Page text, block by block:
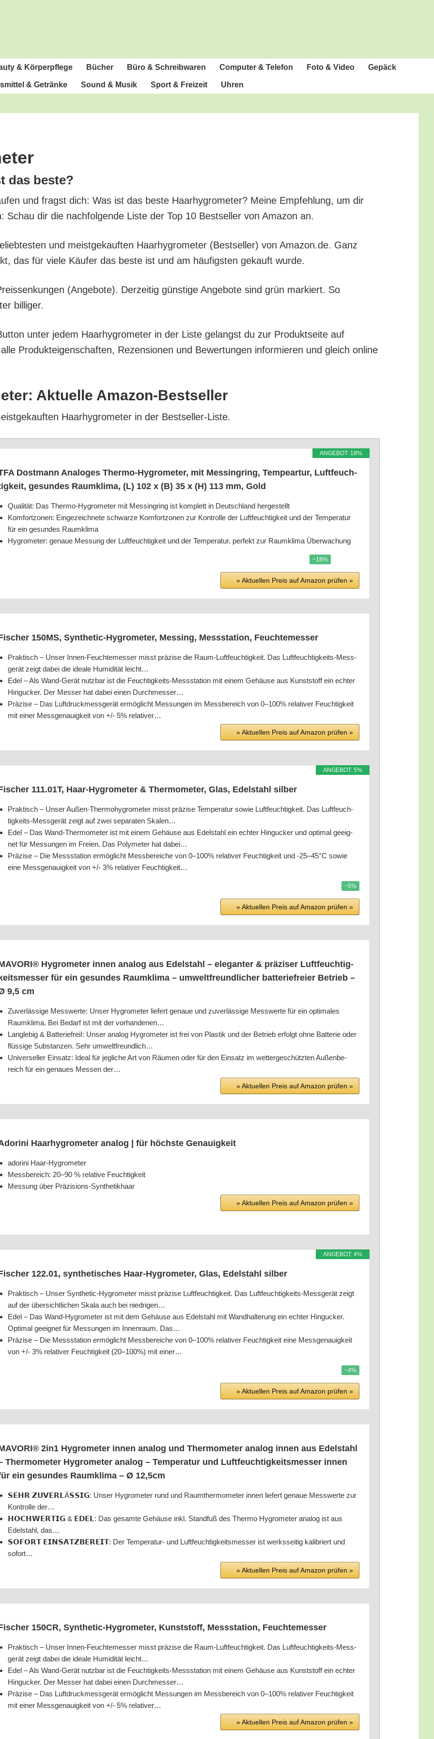
& Körperpflege Bücher Büro & Schreibwaren Com­pu­ter & Telefon Foto & Video Gepäck
& Getränke Sound & Musik Sport & Freizeit Uhren
das beste?
und fragst dich: Was ist das bes­te Haar­hy­gro­me­ter? Mei­ne Emp­feh­lung, um dir
Schau dir die nach­fol­gen­de Lis­te der Top 10 Best­sel­ler von Ama­zon an.
und meist­ge­kauf­ten Haar­hy­gro­me­ter (Best­sel­ler) von Amazon.de. Ganz
das für vie­le Käu­fer das bes­te ist und am häu­figs­ten gekauft wurde.
(Ange­bo­te). Der­zei­tig güns­ti­ge Ange­bo­te sind grün mar­kiert. So
billiger.
unter jedem Haar­hy­gro­me­ter in der Lis­te gelangst du zur Pro­dukt­sei­te auf
Pro­duk­tei­gen­schaf­ten, Rezen­sio­nen und Bewer­tun­gen infor­mie­ren und gleich online
Aktu­el­le Amazon-Bestseller
Haar­hy­gro­me­ter in der Bestseller-Liste.
ANGE­BOT: 18%
Dost­mann Ana­lo­ges Ther­mo-Hygro­me­ter, mit Mes­sing­ring, Tem­pear­tur, Luft­feuch­
gesun­des Raum­kli­ma, (L) 102 x (B) 35 x (H) 113 mm, Gold
Qua­li­tät: Das Ther­mo-Hygro­me­ter mit Mes­sing­ring ist kom­plett in Deutsch­land hergestellt
Kom­fort­zo­nen: Ein­ge­zeich­ne­te schwar­ze Kom­fort­zo­nen zur Kon­trol­le der Luft­feuch­tig­keit und der Tem­pe­ra­tur
für ein gesun­des Raumklima
Hygro­me­ter: genaue Mes­sung der Luft­feuch­tig­keit und der Tem­pe­ra­tur, per­fekt zur Raum­kli­ma Überwachung
−18%
» Aktu­el­len Preis auf Ama­zon prü­fen »
150MS, Syn­the­tic-Hygro­me­ter, Mes­sing, Mess­sta­ti­on, Feuchtemesser
Prak­tisch – Unser Innen-Feuch­te­mes­ser misst prä­zi­se die Raum-Luft­feuch­tig­keit. Das Luft­feuch­tig­keits-Mess­
ge­rät zeigt dabei die idea­le Humi­di­tät leicht…
Edel – Als Wand-Gerät nutz­bar ist die Feuch­tig­keits-Mess­sta­ti­on mit einem Gehäu­se aus Kunst­stoff ein ech­ter
Hin­gu­cker. Der Mes­ser hat dabei einen Durchmesser…
Prä­zi­se – Das Luft­druck­mess­ge­rät ermög­licht Mes­sun­gen im Mess­be­reich von 0–100% rela­ti­ver Feuch­tig­keit
mit einer Mess­ge­nau­ig­keit von +/- 5% relativer…
» Aktu­el­len Preis auf Ama­zon prü­fen »
ANGE­BOT: 5%
111.01T, Haar-Hygro­me­ter & Ther­mo­me­ter, Glas, Edel­stahl silber
Prak­tisch – Unser Außen-Ther­mo­hy­gro­me­ter misst prä­zi­se Tem­pe­ra­tur sowie Luft­feuch­tig­keit. Das Luft­feuch­
tig­keits-Mess­ge­rät zeigt auf zwei sepa­ra­ten Skalen…
Edel – Das Wand-Ther­mo­me­ter ist mit einem Gehäu­se aus Edel­stahl ein ech­ter Hin­gu­cker und opti­mal geeig­
net für Mes­sun­gen im Frei­en. Das Poly­me­ter hat dabei…
Prä­zi­se – Die Mess­sta­ti­on ermög­licht Mess­be­rei­che von 0–100% rela­ti­ver Feuch­tig­keit und ‑25–45°C sowie
eine Mess­ge­nau­ig­keit von +/- 3% rela­ti­ver Feuchtigkeit…
−5%
» Aktu­el­len Preis auf Ama­zon prü­fen »
Hygro­me­ter innen ana­log aus Edel­stahl – ele­gan­ter & prä­zi­ser Luft­feuch­tig­
keits­mes­ser für ein gesun­des Raum­kli­ma – umwelt­freund­li­cher bat­te­riefrei­er Betrieb –
9,5 cm
Zuver­läs­si­ge Mess­wer­te: Unser Hygro­me­ter lie­fert genaue und zuver­läs­si­ge Mess­wer­te für ein opti­ma­les
Raum­kli­ma. Bei Bedarf ist mit der vorhandenen…
Lang­le­big & Bat­te­riefreiI: Unser ana­log Hygro­me­ter ist frei von Plas­tik und der Betrieb erfolgt ohne Bat­te­rie oder
flüs­si­ge Sub­stan­zen. Sehr umweltfreundlich…
Uni­ver­sel­ler Ein­satz: Ide­al für jeg­li­che Art von Räu­men oder für den Ein­satz im wet­ter­ge­schütz­ten Außen­be­
reich für ein genau­es Mes­sen der…
» Aktu­el­len Preis auf Ama­zon prü­fen »
Haar­hy­gro­me­ter ana­log | für höchs­te Genauigkeit
ado­ri­ni Haar-Hygrometer
Mess­be­reich: 20–90 % rela­ti­ve Feuchtigkeit
Mes­sung über Präzisions-Synthetikhaar
» Aktu­el­len Preis auf Ama­zon prü­fen »
ANGE­BOT: 4%
122.01, syn­the­ti­sches Haar-Hygro­me­ter, Glas, Edel­stahl silber
Prak­tisch – Unser Syn­the­tic-Hygro­me­ter misst prä­zi­se Luft­feuch­tig­keit. Das Luft­feuch­tig­keits-Mess­ge­rät zeigt
auf der über­sicht­li­chen Ska­la auch bei niedrigen…
Edel – Das Wand-Hygro­me­ter ist mit dem Gehäu­se aus Edel­stahl mit Wand­hal­te­rung ein ech­ter Hin­gu­cker.
Opti­mal geeig­net für Mes­sun­gen im Innen­raum. Das…
Prä­zi­se – Die Mess­sta­ti­on ermög­licht Mess­be­rei­che von 0–100% rela­ti­ver Feuch­tig­keit eine Mess­ge­nau­ig­keit
von +/- 3% rela­ti­ver Feuch­tig­keit (20–100%) mit einer…
−4%
» Aktu­el­len Preis auf Ama­zon prü­fen »
2in1 Hygro­me­ter innen ana­log und Ther­mo­me­ter ana­log innen aus Edel­stahl
Ther­mo­me­ter Hygro­me­ter ana­log – Tem­pe­ra­tur und Luft­feuch­tig­keits­mes­ser innen
ein gesun­des Raum­kli­ma – Ø 12,5cm
𝗦𝗘𝗛𝗥 𝗭𝗨𝗩𝗘𝗥𝗟Ä𝗦𝗦𝗜𝗚: Unser Hygro­me­ter rund und Raum­ther­mo­me­ter innen lie­fert genaue Mess­wer­te zur
Kon­trol­le der…
𝗛𝗢𝗖𝗛𝗪𝗘𝗥𝗧𝗜𝗚 & 𝗘𝗗𝗘𝗟: Das gesam­te Gehäu­se inkl. Stand­fuß des Ther­mo Hygro­me­ter ana­log ist aus
Edel­stahl, das…
𝗦𝗢𝗙𝗢𝗥𝗧 𝗘𝗜𝗡𝗦𝗔𝗧𝗭𝗕𝗘𝗥𝗘𝗜𝗧: Der Tem­pe­ra­tur- und Luft­feuch­tig­keits­mes­ser ist werks­sei­tig kali­briert und
sofort…
» Aktu­el­len Preis auf Ama­zon prü­fen »
150CR, Syn­the­tic-Hygro­me­ter, Kunst­stoff, Mess­sta­ti­on, Feuchtemesser
Prak­tisch – Unser Innen-Feuch­te­mes­ser misst prä­zi­se die Raum-Luft­feuch­tig­keit. Das Luft­feuch­tig­keits-Mess­
ge­rät zeigt dabei die idea­le Humi­di­tät leicht…
Edel – Als Wand-Gerät nutz­bar ist die Feuch­tig­keits-Mess­sta­ti­on mit einem Gehäu­se aus Kunst­stoff ein ech­ter
Hin­gu­cker. Der Mes­ser hat dabei einen Durchmesser…
Prä­zi­se – Das Luft­druck­mess­ge­rät ermög­licht Mes­sun­gen im Mess­be­reich von 0–100% rela­ti­ver Feuch­tig­keit
mit einer Mess­ge­nau­ig­keit von +/- 5% relativer…
» Aktu­el­len Preis auf Ama­zon prü­fen »